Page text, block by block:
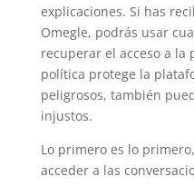
explicaciones. Si has
Omegle, podrás usar
recuperar el acceso a la
política protege la
peligrosos, también
injustos.
Lo primero es lo
acceder a las